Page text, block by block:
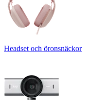
Headset och öronsnäckor